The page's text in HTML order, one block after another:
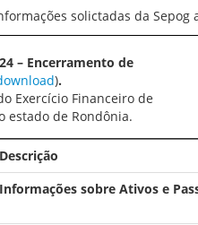
solictadas da Sepog
– Encerramento de
).
Exercício Financeiro de
estado de Rondônia.
Descrição
Informações sobre Ativos e